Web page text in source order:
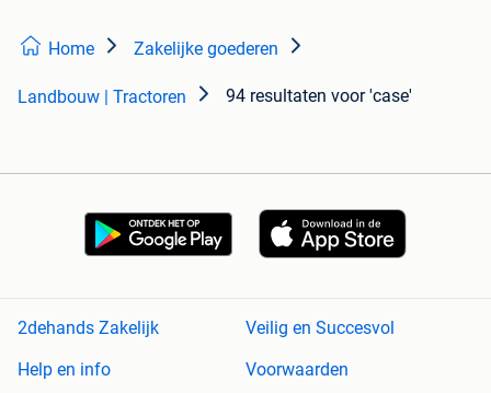
Home Zakelijke goederen
Landbouw | Tractoren 94 resultaten voor 'case'
2dehands Zakelijk
Veilig en Succesvol
Help en info
Voorwaarden